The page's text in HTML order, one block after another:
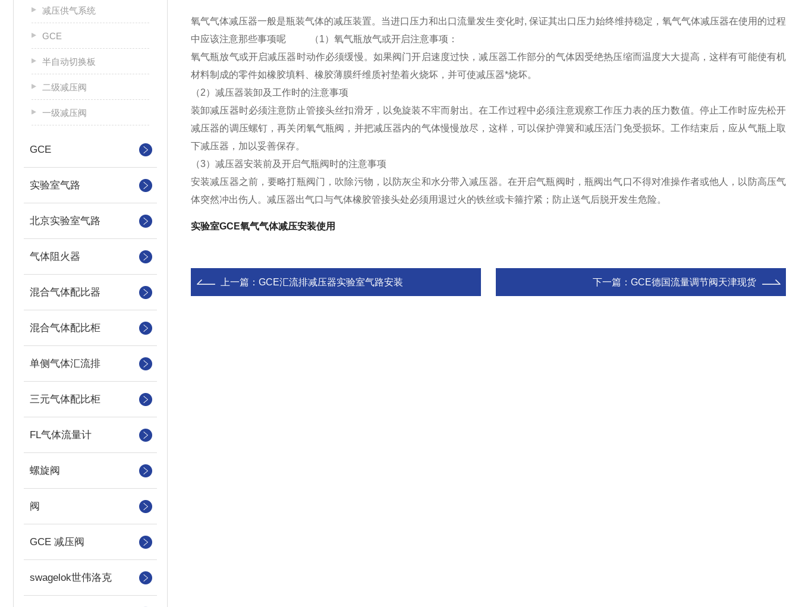
减压供气系统
GCE
半自动切换板
二级减压阀
一级减压阀
GCE
实验室气路
北京实验室气路
气体阻火器
混合气体配比器
混合气体配比柜
单侧气体汇流排
三元气体配比柜
FL气体流量计
螺旋阀
阀
GCE 减压阀
swagelok世伟洛克
氧气气体减压器一般是瓶装气体的减压装置。当进口压力和出口流量发生变化时, 保证其出口压力始终维持稳定，氧气气体减压器在使用的过程
中应该注意那些事项呢 （1）氧气瓶放气或开启注意事项：
氧气瓶放气或开启减压器时动作必须缓慢。如果阀门开启速度过快，减压器工作部分的气体因受绝热压缩而温度大大提高，这样有可能使有机
材料制成的零件如橡胶填料、橡胶薄膜纤维质衬垫着火烧坏，并可使减压器*烧坏。
（2）减压器装卸及工作时的注意事项
装卸减压器时必须注意防止管接头丝扣滑牙，以免旋装不牢而射出。在工作过程中必须注意观察工作压力表的压力数值。停止工作时应先松开
减压器的调压螺钉，再关闭氧气瓶阀，并把减压器内的气体慢慢放尽，这样，可以保护弹簧和减压活门免受损坏。工作结束后，应从气瓶上取
下减压器，加以妥善保存。
（3）减压器安装前及开启气瓶阀时的注意事项
安装减压器之前，要略打瓶阀门，吹除污物，以防灰尘和水分带入减压器。在开启气瓶阀时，瓶阀出气口不得对准操作者或他人，以防高压气
体突然冲出伤人。减压器出气口与气体橡胶管接头处必须用退过火的铁丝或卡箍拧紧；防止送气后脱开发生危险。
实验室GCE氧气气体减压安装使用
上一篇： GCE汇流排减压器实验室气路安装 下一篇： GCE德国流量调节阀天津现货